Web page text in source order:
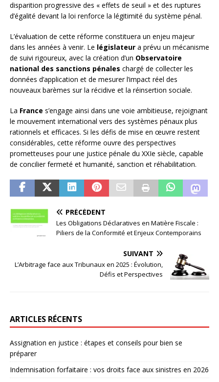
disparition progressive des « effets de seuil » et des ruptures
d’égalité devant la loi renforce la légitimité du système pénal.
L’évaluation de cette réforme constituera un enjeu majeur
dans les années à venir. Le législateur a prévu un mécanisme
de suivi rigoureux, avec la création d’un Observatoire
national des sanctions pénales chargé de collecter les
données d’application et de mesurer l’impact réel des
nouveaux barèmes sur la récidive et la réinsertion sociale.
La France s’engage ainsi dans une voie ambitieuse, rejoignant
le mouvement international vers des systèmes pénaux plus
rationnels et efficaces. Si les défis de mise en œuvre restent
considérables, cette réforme ouvre des perspectives
prometteuses pour une justice pénale du XXIe siècle, capable
de concilier fermeté et humanité, sanction et réhabilitation.
PRÉCÉDENT
Les Obligations Déclaratives en Matière Fiscale :
Piliers de la Conformité et Enjeux Contemporains
SUIVANT
L’Arbitrage face aux Tribunaux en 2025 : Évolution,
Défis et Perspectives
ARTICLES RÉCENTS
Assignation en justice : étapes et conseils pour bien se
préparer
Indemnisation forfaitaire : vos droits face aux sinistres en 2026